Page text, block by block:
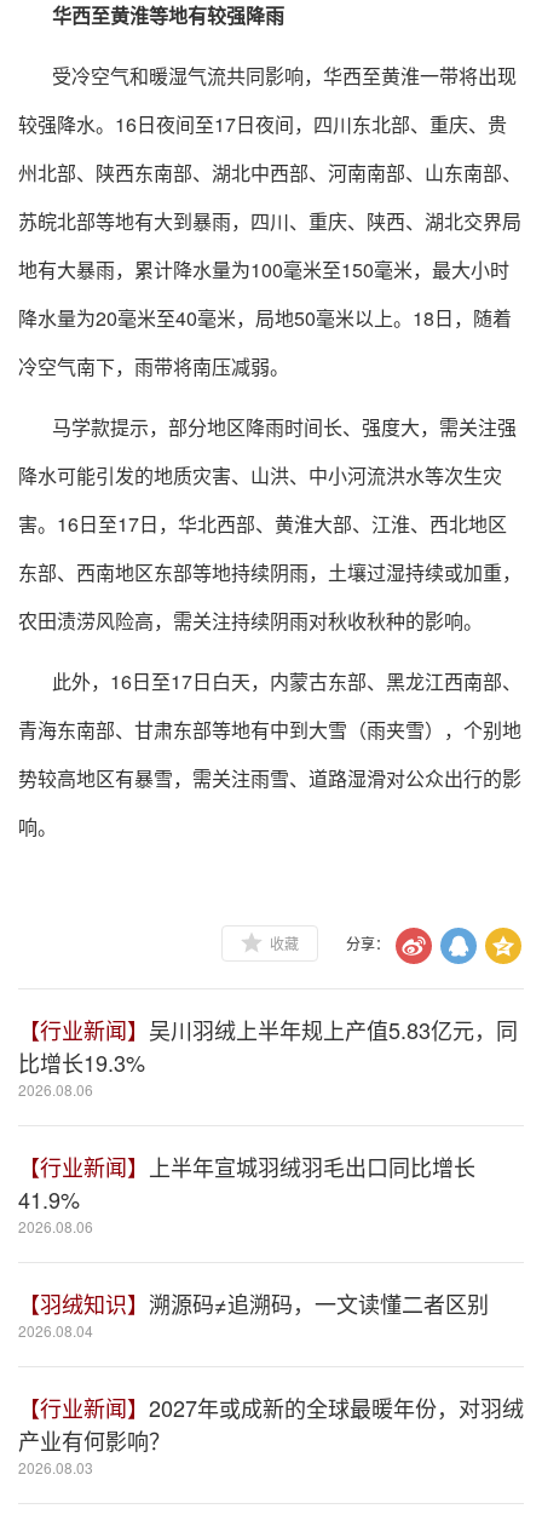
华西至黄淮等地有较强降雨
受冷空气和暖湿气流共同影响，华西至黄淮一带将出现
较强降水。16日夜间至17日夜间，四川东北部、重庆、贵
州北部、陕西东南部、湖北中西部、河南南部、山东南部、
苏皖北部等地有大到暴雨，四川、重庆、陕西、湖北交界局
地有大暴雨，累计降水量为100毫米至150毫米，最大小时
降水量为20毫米至40毫米，局地50毫米以上。18日，随着
冷空气南下，雨带将南压减弱。
马学款提示，部分地区降雨时间长、强度大，需关注强
降水可能引发的地质灾害、山洪、中小河流洪水等次生灾
害。16日至17日，华北西部、黄淮大部、江淮、西北地区
东部、西南地区东部等地持续阴雨，土壤过湿持续或加重，
农田渍涝风险高，需关注持续阴雨对秋收秋种的影响。
此外，16日至17日白天，内蒙古东部、黑龙江西南部、
青海东南部、甘肃东部等地有中到大雪（雨夹雪），个别地
势较高地区有暴雪，需关注雨雪、道路湿滑对公众出行的影
响。
收藏 分享：
【行业新闻】 吴川羽绒上半年规上产值5.83亿元，同
比增长19.3%
2026.08.06
【行业新闻】
上半年宣城羽绒羽毛出口同比增长
41.9%
2026.08.06
【羽绒知识】 溯源码≠追溯码，一文读懂二者区别
2026.08.04
【行业新闻】 2027年或成新的全球最暖年份，对羽绒
产业有何影响？
2026.08.03